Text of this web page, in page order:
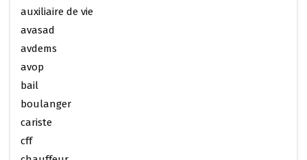
auxiliaire de vie
avasad
avdems
avop
bail
boulanger
cariste
cff